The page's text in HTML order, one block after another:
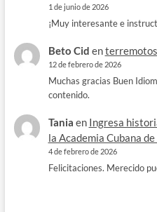
1 de junio de 2026
¡Muy interesante e
Beto Cid en
12 de febrero de 2026
Muchas gracias Buen
contenido.
Tania en Ingresa
la Academia Cubana
4 de febrero de 2026
Felicitaciones. Merecido